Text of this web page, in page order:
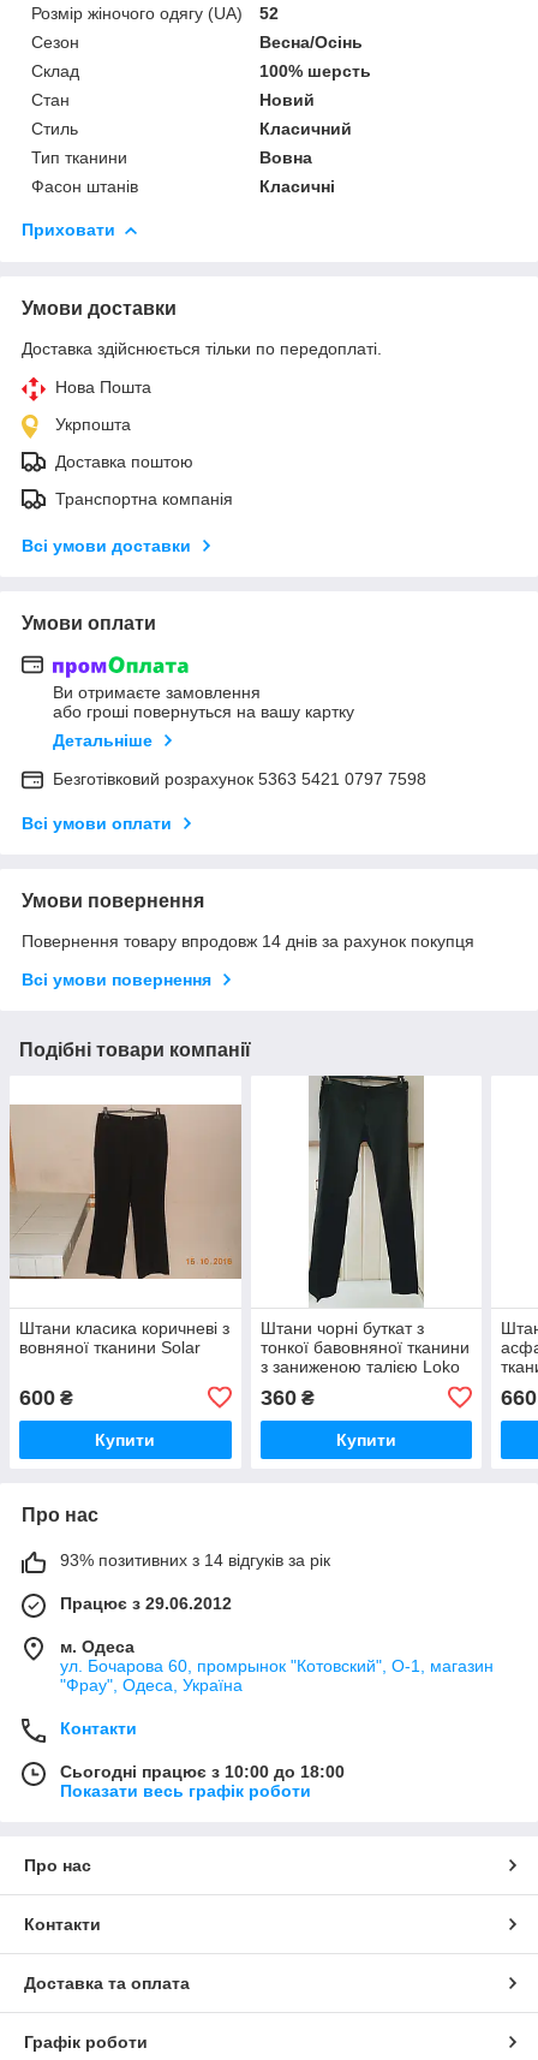
Розмір жіночого одягу (UA)
52
Сезон
Весна/Осінь
Склад
100% шерсть
Стан
Новий
Стиль
Класичний
Тип тканини
Вовна
Фасон штанів
Класичні
Приховати
Умови доставки
Доставка здійснюється тільки по передоплаті.
Нова Пошта
Укрпошта
Доставка поштою
Транспортна компанія
Всі умови доставки
Умови оплати
Ви отримаєте замовлення
або гроші повернуться на вашу картку
Детальніше
Безготівковий розрахунок 5363 5421 0797 7598
Всі умови оплати
Умови повернення
Повернення товару впродовж 14 днів за рахунок покупця
Всі умови повернення
Подібні товари компанії
Штани класика коричневі з
вовняної тканини Solar
600 ₴
Купити
Штани чорні буткат з
тонкої бавовняної тканини
з заниженою талією Loko
360₴
Купити
660
Про нас
93% позитивних з 14 відгуків за рік
Працює з 29.06.2012
м. Одеса
ул. Бочарова 60, промрынок "Котовский", О-1, магазин
"Фрау", Одеса, Україна
Контакти
Сьогодні працює з 10:00 до 18:00
Показати весь графік роботи
Про нас
Контакти
Доставка та оплата
Графік роботи